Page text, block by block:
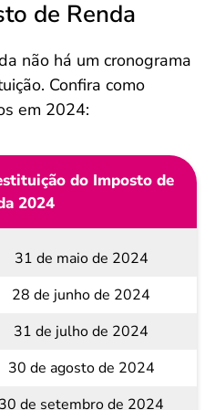
de Renda
não há um cronograma
Confira como
em 2024:
do Imposto de
2024
31 de maio de 2024
28 de junho de 2024
31 de julho de 2024
30 de agosto de 2024
30 de setembro de 2024